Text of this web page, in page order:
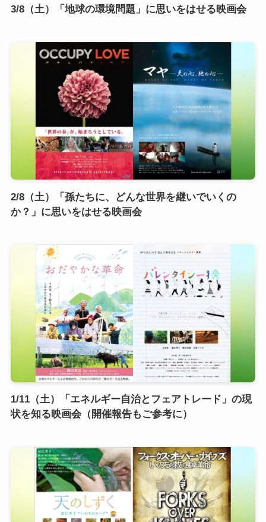
3/8（土）「地球の環境問題」に思いをはせる映画会
2/8（土）「孫たちに、どんな世界を継いでいくの
か？」に思いをはせる映画会
1/11（土）「エネルギー自治とフェアトレード」の現
状を知る映画会（開催報告もご参考に）